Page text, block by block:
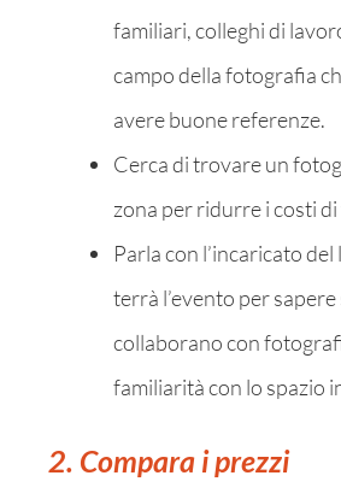
familiari, colleghi di
campo della fotografia
avere buone referenze.
Cerca di trovare un
zona per ridurre i costi di
Parla con l’incaricato
terrà l’evento per sapere
collaborano con
familiarità con lo spazio
2. Compara i prezzi